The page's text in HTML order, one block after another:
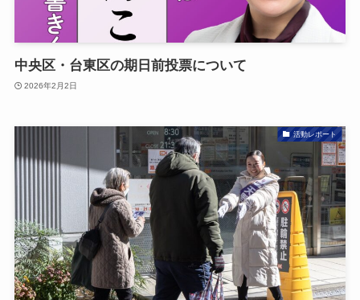
中央区・台東区の期日前投票について
2026年2月2日
活動レポート